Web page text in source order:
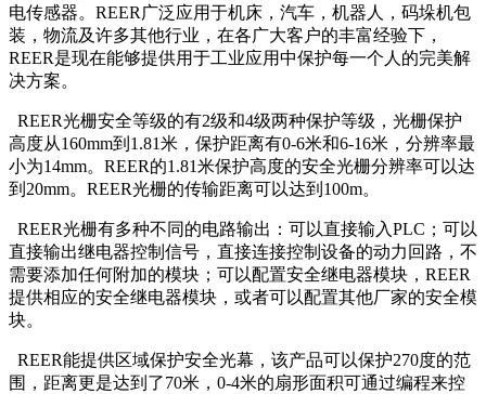
电传感器。REER广泛应用于机床，汽车，机器人，码垛机包
装，物流及许多其他行业，在各广大客户的丰富经验下，
REER是现在能够提供用于工业应用中保护每一个人的完美解
决方案。
REER光栅安全等级的有2级和4级两种保护等级，光栅保护
高度从160mm到1.81米，保护距离有0-6米和6-16米，分辨率最
小为14mm。REER的1.81米保护高度的安全光栅分辨率可以达
到20mm。REER光栅的传输距离可以达到100m。
REER光栅有多种不同的电路输出：可以直接输入PLC；可以
直接输出继电器控制信号，直接连接控制设备的动力回路，不
需要添加任何附加的模块；可以配置安全继电器模块，REER
提供相应的安全继电器模块，或者可以配置其他厂家的安全模
块。
REER能提供区域保护安全光幕，该产品可以保护270度的范
围，距离更是达到了70米，0-4米的扇形面积可通过编程来控